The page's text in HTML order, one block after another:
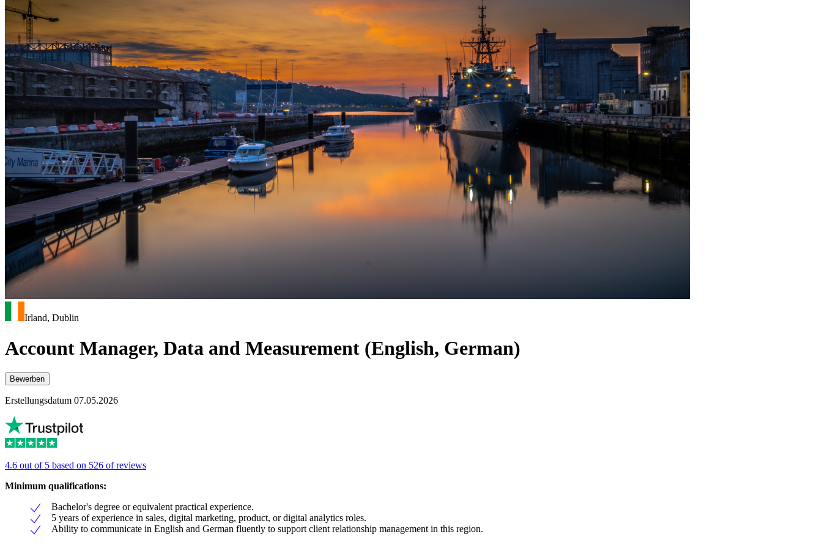
Irland, Dublin
Account Manager, Data and Measurement (English, German)
Bewerben
Erstellungsdatum 07.05.2026
4.6 out of 5 based on 526 of reviews
Minimum qualifications:
Bachelor's degree or equivalent practical experience.
5 years of experience in sales, digital marketing, product, or digital analytics roles.
Ability to communicate in English and German fluently to support client relationship management in this region.